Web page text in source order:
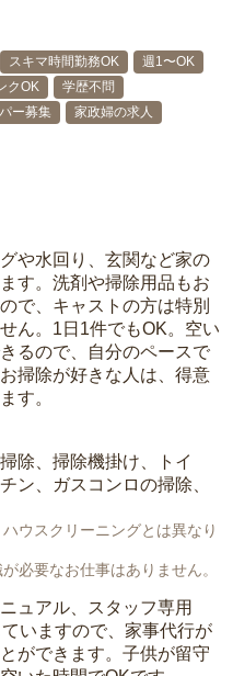
スキマ時間勤務OK
週1〜OK
クOK
学歴不問
ー募集
家政婦の求人
や水回り、玄関など家の
す。洗剤や掃除用品もお
で、キャストの方は特別
ん。1日1件でもOK。空い
るので、自分のペースで
掃除が好きな人は、得意
す。
除、掃除機掛け、トイ
ン、ガスコンロの掃除、
ウスクリーニングとは異なり
必要なお仕事はありません。
ュアル、スタッフ専用
いますので、家事代行が
ができます。子供が留守